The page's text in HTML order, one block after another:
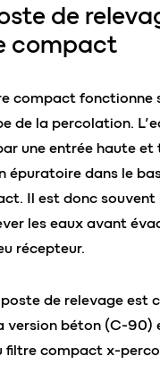
de
compact
compact fonctionne
de la percolation.
une entrée haute et
épuratoire dans le
Il est donc souvent
les eaux avant
récepteur.
de relevage est
version béton (C-90)
filtre compact x-